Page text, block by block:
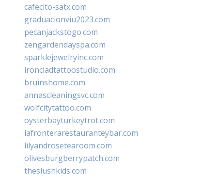
cafecito-satx.com
graduacionviu2023.com
pecanjackstogo.com
zengardendayspa.com
sparklejewelryinc.com
ironcladtattoostudio.com
bruinshome.com
annascleaningsvc.com
wolfcitytattoo.com
oysterbayturkeytrot.com
lafronterarestauranteybar.com
lilyandrosetearoom.com
olivesburgberrypatch.com
theslushkids.com